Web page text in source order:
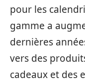
pour les
gamme a
dernières
vers des
cadeaux et des